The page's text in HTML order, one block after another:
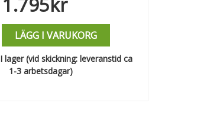
LÄGG I VARUKORG
I lager (vid skickning: leveranstid ca
1-3 arbetsdagar)